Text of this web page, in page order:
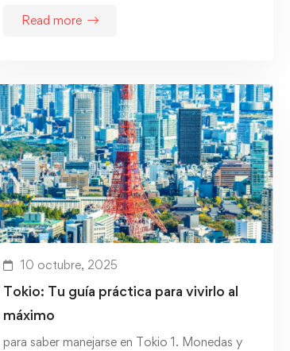
Read more
10 octubre, 2025
Tokio: Tu guía práctica para vivirlo al
máximo
para saber manejarse en Tokio 1. Monedas y